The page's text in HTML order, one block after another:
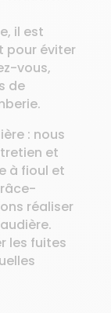
il est
pour éviter
vous,
de
: nous
et
à fioul et
réaliser
les fuites